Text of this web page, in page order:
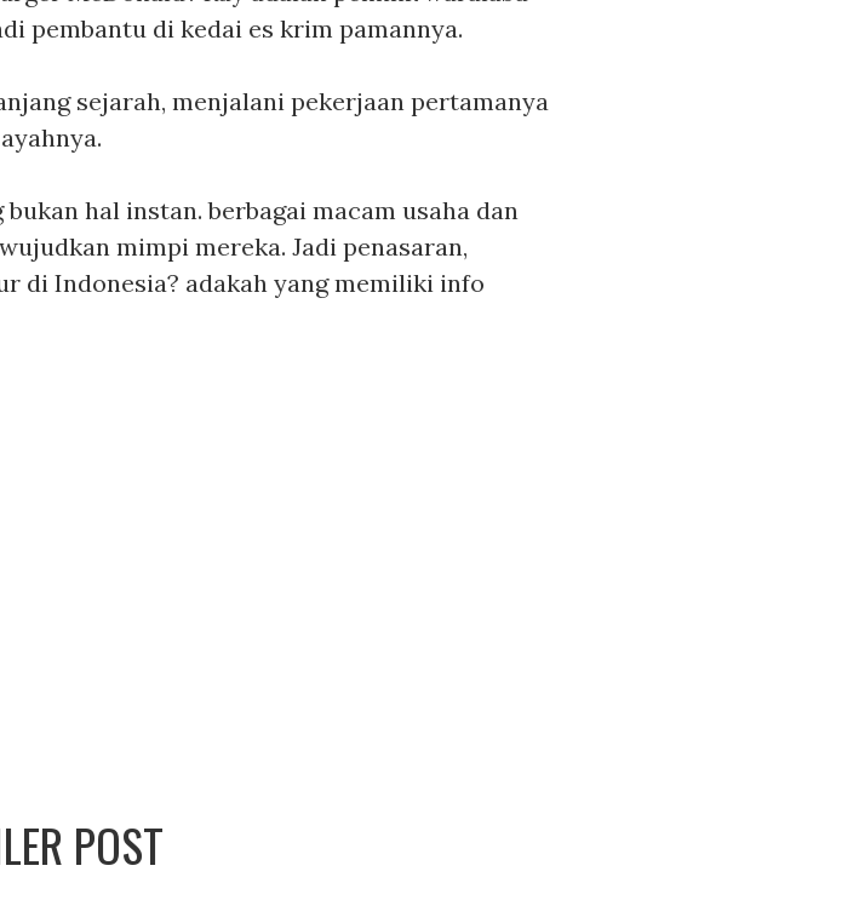
pembantu di kedai es krim pamannya.
sejarah, menjalani pekerjaan pertamanya
hal instan. berbagai macam usaha dan
mimpi mereka. Jadi penasaran,
di Indonesia? adakah yang memiliki info
POST